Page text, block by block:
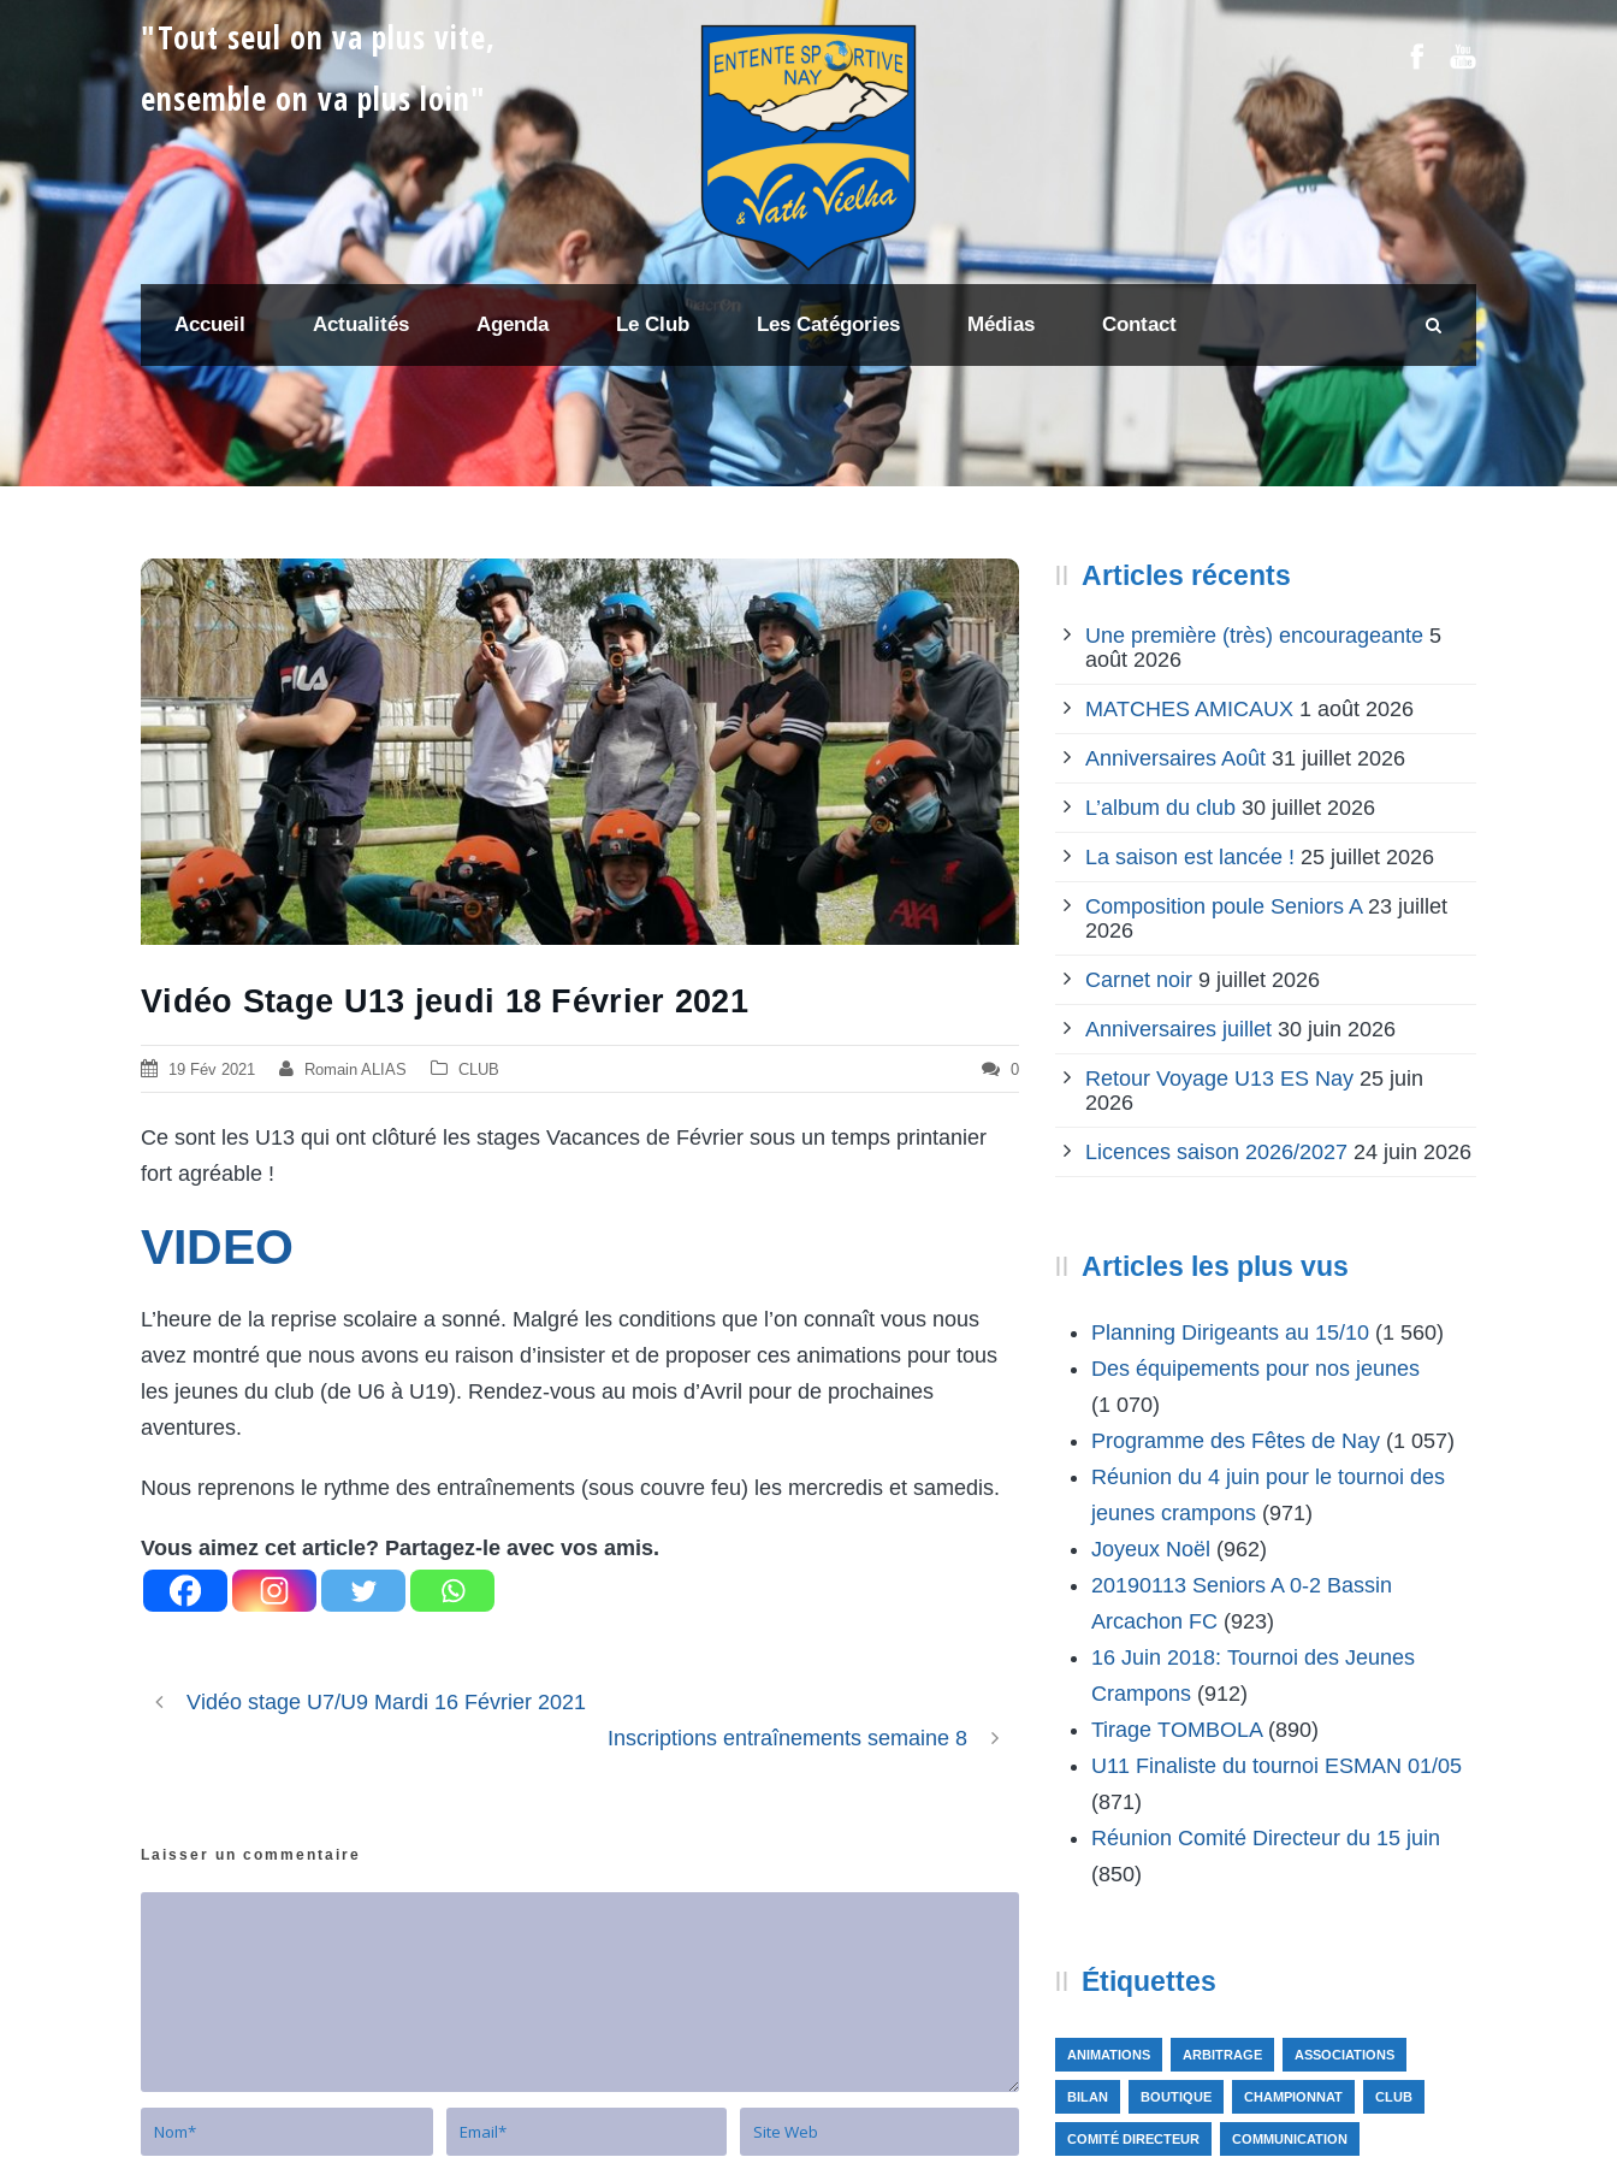
"Tout seul on va plus vite,
ensemble on va plus loin"
Accueil Actualités Agenda Le Club Les Catégories Médias Contact
Vidéo Stage U13 jeudi 18 Février 2021
19 Fév 2021 Romain ALIAS CLUB 0
Ce sont les U13 qui ont clôturé les stages Vacances de Février sous un temps printanier
fort agréable !
VIDEO
L’heure de la reprise scolaire a sonné. Malgré les conditions que l’on connaît vous nous
avez montré que nous avons eu raison d’insister et de proposer ces animations pour tous
les jeunes du club (de U6 à U19). Rendez-vous au mois d’Avril pour de prochaines
aventures.
Nous reprenons le rythme des entraînements (sous couvre feu) les mercredis et samedis.
Vous aimez cet article? Partagez-le avec vos amis.
Vidéo stage U7/U9 Mardi 16 Février 2021
Inscriptions entraînements semaine 8
Laisser un commentaire
Articles récents
Une première (très) encourageante 5
août 2026
MATCHES AMICAUX 1 août 2026
Anniversaires Août 31 juillet 2026
L’album du club 30 juillet 2026
La saison est lancée ! 25 juillet 2026
Composition poule Seniors A 23 juillet
2026
Carnet noir 9 juillet 2026
Anniversaires juillet 30 juin 2026
Retour Voyage U13 ES Nay 25 juin
2026
Licences saison 2026/2027 24 juin 2026
Articles les plus vus
Planning Dirigeants au 15/10 (1 560)
Des équipements pour nos jeunes
(1 070)
Programme des Fêtes de Nay (1 057)
Réunion du 4 juin pour le tournoi des
jeunes crampons (971)
Joyeux Noël (962)
20190113 Seniors A 0-2 Bassin
Arcachon FC (923)
16 Juin 2018: Tournoi des Jeunes
Crampons (912)
Tirage TOMBOLA (890)
U11 Finaliste du tournoi ESMAN 01/05
(871)
Réunion Comité Directeur du 15 juin
(850)
Étiquettes
ANIMATIONS ARBITRAGE ASSOCIATIONS
BILAN BOUTIQUE CHAMPIONNAT CLUB
COMITÉ DIRECTEUR COMMUNICATION